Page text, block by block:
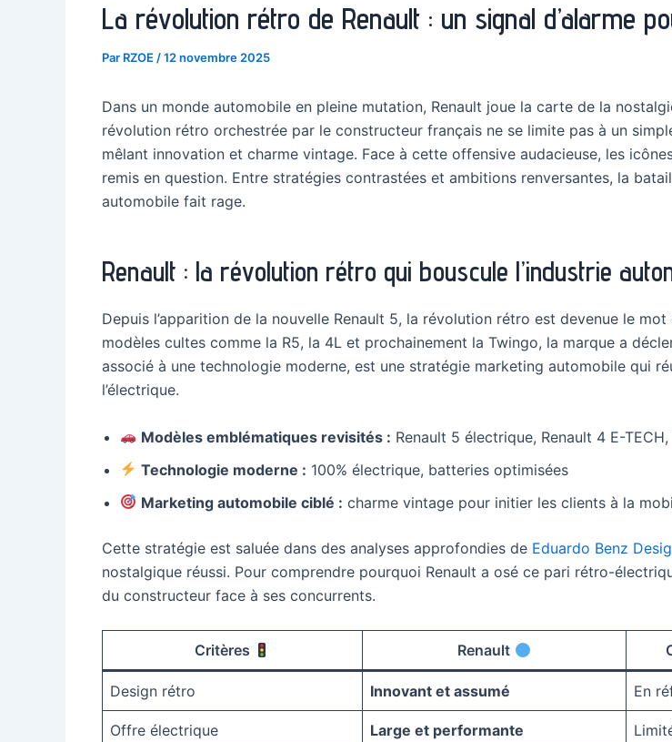
La révolution rétro de Renault : un signal d’alarme
Par RZOE /12 novembre 2025
Dans un monde automobile en pleine mutation, Renault joue la carte de la
révolution rétro orchestrée par le constructeur français ne se limite pas à un
mêlant innovation et charme vintage. Face à cette offensive audacieuse, les
remis en question. Entre stratégies contrastées et ambitions renversantes, la
automobile fait rage.
Renault : la révolution rétro qui bouscule l’industrie
Depuis l’apparition de la nouvelle Renault 5, la révolution rétro est devenue le
modèles cultes comme la R5, la 4L et prochainement la Twingo, la marque a
associé à une technologie moderne, est une stratégie marketing automobile qui
l’électrique.
Modèles emblématiques revisités : Renault 5 électrique, Renault 4 E-
Technologie moderne : 100% électrique, batteries optimisées
Marketing automobile ciblé : charme vintage pour initier les clients à la
Cette stratégie est saluée dans des analyses approfondies de Eduardo Benz
nostalgique réussi. Pour comprendre pourquoi Renault a osé ce pari rétro-
du constructeur face à ses concurrents.
Critères Renault
Design rétro Innovant et assumé En
Offre électrique Large et performante